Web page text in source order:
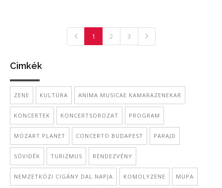
1 2 3
Cimkék
ZENE KULTÚRA ANIMA MUSICAE KAMARAZENEKAR
KONCERTEK KONCERTSOROZAT PROGRAM
MOZART PLANET CONCERTO BUDAPEST PARAJD
SÓVIDÉK TURIZMUS RENDEZVÉNY
NEMZETKÖZI CIGÁNY DAL NAPJA KOMOLYZENE MÜPA